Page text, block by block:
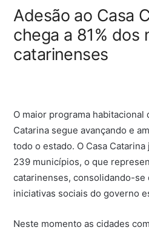
Adesão ao Casa
chega a 81% dos
catarinenses
O maior programa habitacional
Catarina segue avançando e
todo o estado. O Casa
239 municípios, o que
catarinenses, consolidando-se
iniciativas sociais do governo
Neste momento as cidades